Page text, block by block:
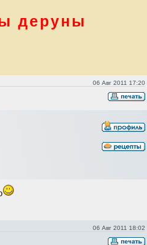
деруны
06 Авг 2011 17:20
06 Авг 2011 18:02